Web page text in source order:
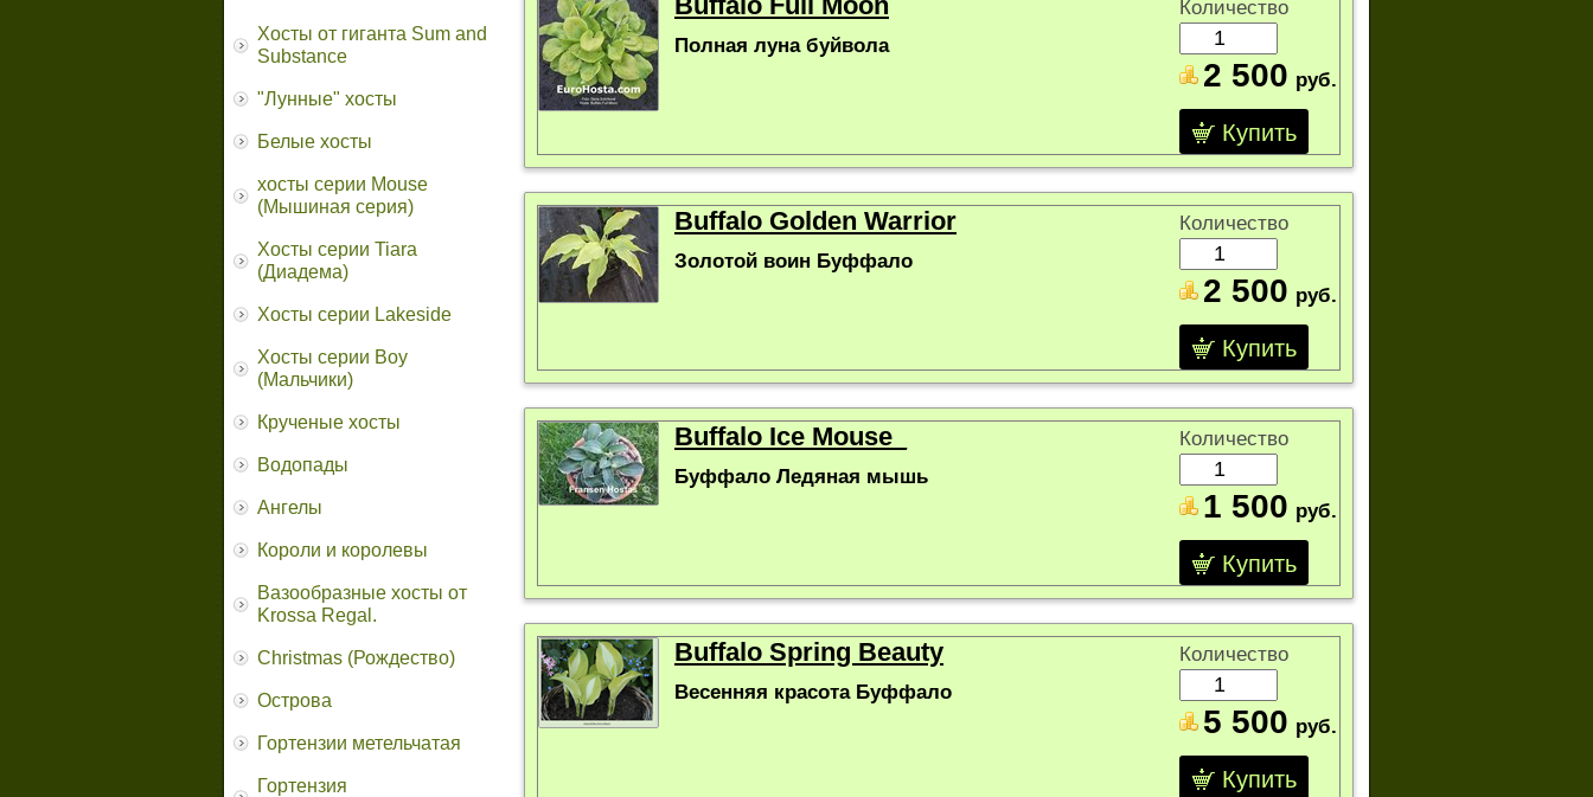
Хосты от гиганта Sum and
Substance
"Лунные" хосты
Белые хосты
хосты серии Mouse
(Мышиная серия)
Хосты серии Tiara
(Диадема)
Хосты серии Lakeside
Хосты серии Boy
(Мальчики)
Крученые хосты
Водопады
Ангелы
Короли и королевы
Вазообразные хосты от
Krossa Regal.
Christmas (Рождество)
Острова
Гортензии метельчатая
Гортензия
Полная луна буйвола
Количество
2 500 руб.
Купить
Buffalo Golden Warrior
Золотой воин Буффало
Количество
2 500 руб.
Купить
Buffalo Ice Mouse_
Буффало Ледяная мышь
Количество
1 500 руб.
Купить
Buffalo Spring Beauty
Весенняя красота Буффало
Количество
5 500 руб.
Купить